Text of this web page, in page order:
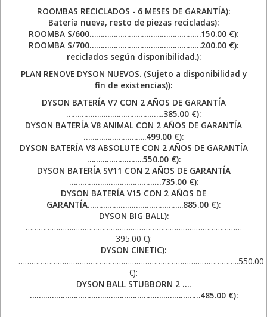
ROOMBAS RECICLADOS - 6 MESES DE GARANTÍA):
Batería nueva, resto de piezas recicladas):
ROOMBA S/600……………………………………………150.00 €):
ROOMBA S/700……………………………………………200.00 €):
reciclados según disponibilidad.):
PLAN RENOVE DYSON NUEVOS. (Sujeto a disponibilidad y
fin de existencias)):
DYSON BATERÍA V7 CON 2 AÑOS DE GARANTÍA
……………………………………...385.00 €):
DYSON BATERÍA V8 ANIMAL CON 2 AÑOS DE GARANTÍA
………………………..499.00 €):
DYSON BATERÍA V8 ABSOLUTE CON 2 AÑOS DE GARANTÍA
……………………..550.00 €):
DYSON BATERÍA SV11 CON 2 AÑOS DE GARANTÍA
……………………………………735.00 €):
DYSON BATERÍA V15 CON 2 AÑOS DE
GARANTÍA……………………………………..885.00 €):
DYSON BIG BALL):
………………………………………………………………………………………
395.00 €):
DYSON CINETIC):
………………………………………………………………………………………..550.00
€):
DYSON BALL STUBBORN 2 ….
……………………………………………………………………485.00 €):